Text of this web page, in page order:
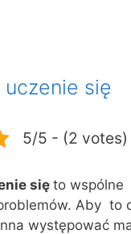
uczenie się
5/5 - (2 votes)
się to wspólne
Aby to
występować